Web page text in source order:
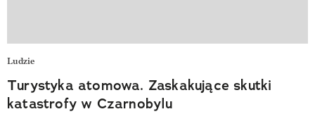
Ludzie
Turystyka atomowa. Zaskakujące skutki
katastrofy w Czarnobylu